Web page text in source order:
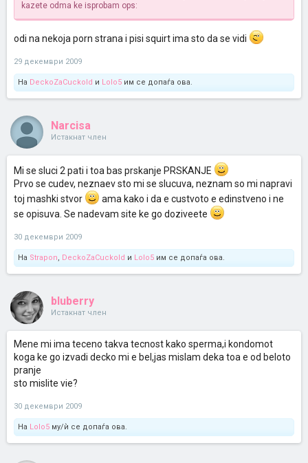
kazete odma ke isprobam ops:
odi na nekoja porn strana i pisi squirt ima sto da se vidi
29 декември 2009
На DeckoZaCuckold и Lolo5 им се допаѓа ова.
Narcisa
Истакнат член
Mi se sluci 2 pati i toa bas prskanje PRSKANJE
Prvo se cudev, neznaev sto mi se slucuva, neznam so mi napravi
toj mashki stvor
ama kako i da e custvoto e edinstveno i ne
se opisuva. Se nadevam site ke go doziveete
30 декември 2009
На Strapon, DeckoZaCuckold и Lolo5 им се допаѓа ова.
bluberry
Истакнат член
Mene mi ima teceno takva tecnost kako sperma,i kondomot
koga ke go izvadi decko mi e bel,jas mislam deka toa e od beloto
pranje
sto mislite vie?
30 декември 2009
На Lolo5 му/ѝ се допаѓа ова.